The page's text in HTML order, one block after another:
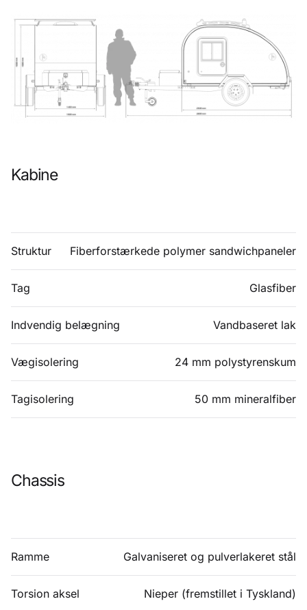
Kabine
Struktur Fiberforstærkede polymer sandwichpaneler
Tag Glasfiber
Indvendig belægning Vandbaseret lak
Vægisolering 24 mm polystyrenskum
Tagisolering 50 mm mineralfiber
Chassis
Ramme Galvaniseret og pulverlakeret stål
Torsion aksel Nieper (fremstillet i Tyskland)